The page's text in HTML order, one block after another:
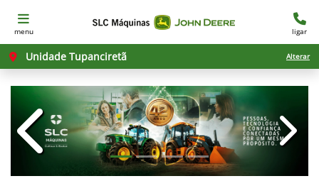
menu ligar
Unidade Tupanciretã Alterar
templates.template-